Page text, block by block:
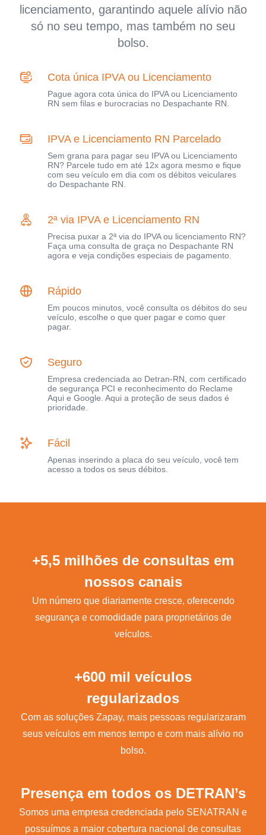
licenciamento, garantindo aquele alívio não
só no seu tempo, mas também no seu
bolso.
Cota única IPVA ou Licenciamento
Pague agora cota única do IPVA ou Licenciamento
RN sem filas e burocracias no Despachante RN.
IPVA e Licenciamento RN Parcelado
Sem grana para pagar seu IPVA ou Licenciamento
RN? Parcele tudo em até 12x agora mesmo e fique
com seu veículo em dia com os débitos veiculares
do Despachante RN.
2ª via IPVA e Licenciamento RN
Precisa puxar a 2ª via do IPVA ou licenciamento RN?
Faça uma consulta de graça no Despachante RN
agora e veja condições especiais de pagamento.
Rápido
Em poucos minutos, você consulta os débitos do seu
veículo, escolhe o que quer pagar e como quer
pagar.
Seguro
Empresa credenciada ao Detran-RN, com certificado
de segurança PCI e reconhecimento do Reclame
Aqui e Google. Aqui a proteção de seus dados é
prioridade.
Fácil
Apenas inserindo a placa do seu veículo, você tem
acesso a todos os seus débitos.
+5,5 milhões de consultas em
nossos canais
Um número que diariamente cresce, oferecendo
segurança e comodidade para proprietários de
veículos.
+600 mil veículos
regularizados
Com as soluções Zapay, mais pessoas regularizaram
seus veículos em menos tempo e com mais alívio no
bolso.
Presença em todos os DETRAN’s
Somos uma empresa credenciada pelo SENATRAN e
possuímos a maior cobertura nacional de consultas